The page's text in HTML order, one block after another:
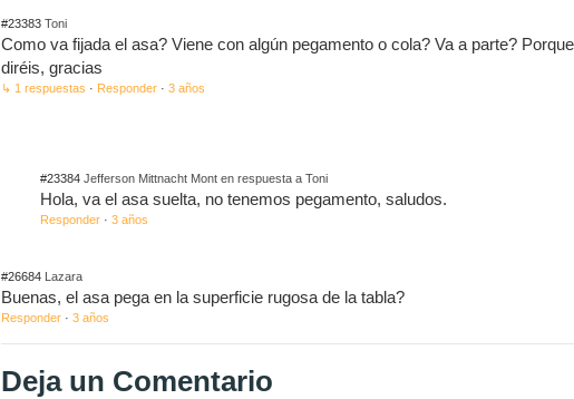
#23383 Toni
Como va fijada el asa? Viene con algún pegamento o cola? Va a parte?
diréis, gracias
↳ 1 respuestas · Responder ·3 años
#23384 Jefferson Mittnacht Mont en respuesta a Toni
Hola, va el asa suelta, no tenemos pegamento, saludos.
Responder ·3 años
#26684 Lazara
Buenas, el asa pega en la superficie rugosa de la tabla?
Responder ·3 años
Deja un Comentario